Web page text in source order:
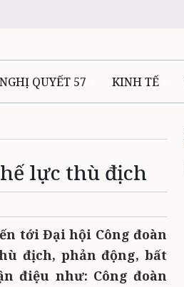
NGHỊ QUYẾT 57 KINH TẾ
lực thù địch
tới Đại hội Công đoàn
địch, phản động, bất
điệu như: Công đoàn